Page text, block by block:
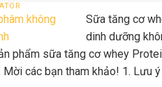
Sữa tăng cơ
dinh dưỡng
phẩm sữa tăng cơ whey
các bạn tham khảo! 1. Lưu